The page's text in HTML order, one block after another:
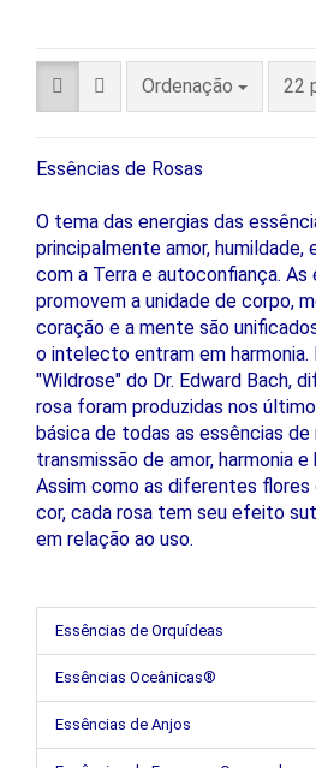
Ordenação 22
Essências de Rosas
O tema das energias das
principalmente amor, humildade,
com a Terra e autoconfiança. As
promovem a unidade de corpo,
coração e a mente são
o intelecto entram em harmonia.
"Wildrose" do Dr. Edward Bach,
rosa foram produzidas nos
básica de todas as essências
transmissão de amor, harmonia
Assim como as diferentes
cor, cada rosa tem seu efeito
em relação ao uso.
Essências de Orquídeas
Essências Oceânicas®
Essências de Anjos